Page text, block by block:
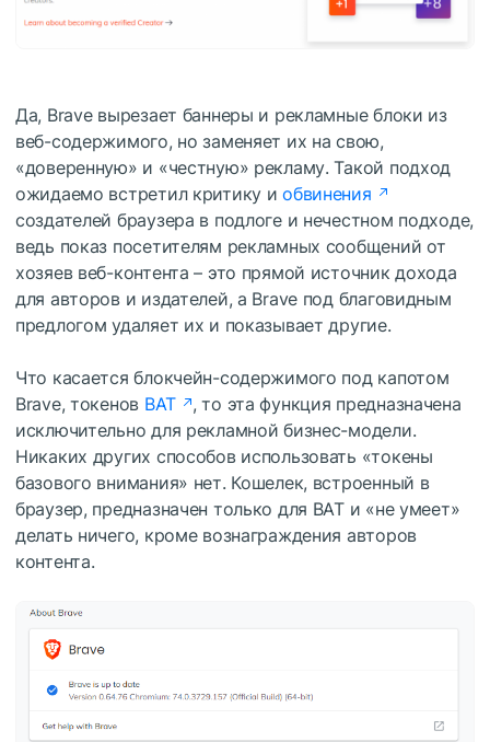
Да, Brave вырезает баннеры и рекламные блоки из
веб-содержимого, но заменяет их на свою,
«доверенную» и «честную» рекламу. Такой подход
ожидаемо встретил критику иобвинения
создателей браузера в подлоге и нечестном подходе,
ведь показ посетителям рекламных сообщений от
хозяев веб-контента – это прямой источник дохода
для авторов и издателей, а Brave под благовидным
предлогом удаляет их и показывает другие.
Что касается блокчейн-содержимого под капотом
Brave, токенов BAT
, то эта функция предназначена
исключительно для рекламной бизнес-модели.
Никаких других способов использовать «токены
базового внимания» нет. Кошелек, встроенный в
браузер, предназначен только для BAT и «не умеет»
делать ничего, кроме вознаграждения авторов
контента.